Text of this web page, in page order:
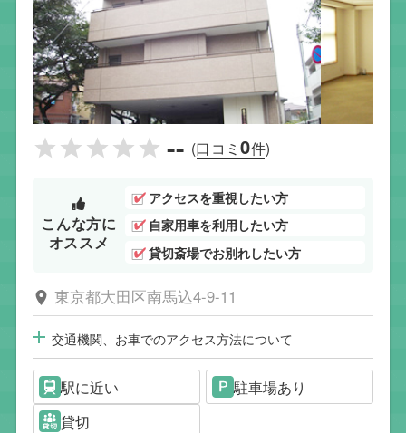
-- (口コミ0件)
こんな方に
オススメ
アクセスを重視したい方
自家用車を利用したい方
貸切斎場でお別れしたい方
東京都大田区南馬込4-9-11
交通機関、お車でのアクセス方法について
駅に近い
駐車場あり
貸切